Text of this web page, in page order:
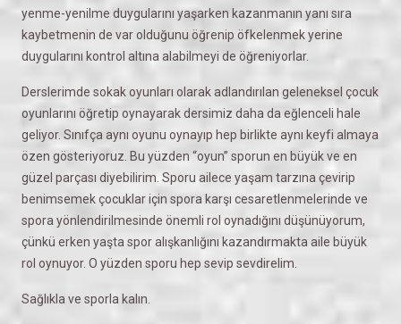
yenme-yenilme duygularını yaşarken kazanmanın yanı sıra
kaybetmenin de var olduğunu öğrenip öfkelenmek yerine
duygularını kontrol altına alabilmeyi de öğreniyorlar.
Derslerimde sokak oyunları olarak adlandırılan geleneksel çocuk
oyunlarını öğretip oynayarak dersimiz daha da eğlenceli hale
geliyor. Sınıfça aynı oyunu oynayıp hep birlikte aynı keyfi almaya
özen gösteriyoruz. Bu yüzden “oyun” sporun en büyük ve en
güzel parçası diyebilirim. Sporu ailece yaşam tarzına çevirip
benimsemek çocuklar için spora karşı cesaretlenmelerinde ve
spora yönlendirilmesinde önemli rol oynadığını düşünüyorum,
çünkü erken yaşta spor alışkanlığını kazandırmakta aile büyük
rol oynuyor. O yüzden sporu hep sevip sevdirelim.
Sağlıkla ve sporla kalın.